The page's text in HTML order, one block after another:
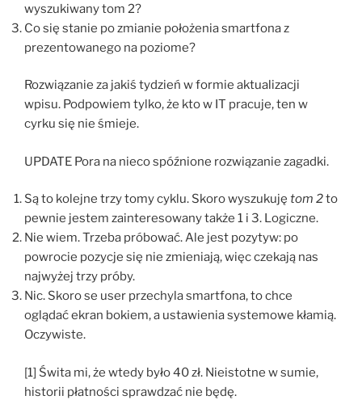
wyszukiwany tom 2?
Co się stanie po zmianie położenia smartfona z
prezentowanego na poziome?
Rozwiązanie za jakiś tydzień w formie aktualizacji
wpisu. Podpowiem tylko, że kto w IT pracuje, ten w
cyrku się nie śmieje.
UPDATE Pora na nieco spóźnione rozwiązanie zagadki.
Są to kolejne trzy tomy cyklu. Skoro wyszukuję tom 2to
pewnie jestem zainteresowany także 1 i 3. Logiczne.
Nie wiem. Trzeba próbować. Ale jest pozytyw: po
powrocie pozycje się nie zmieniają, więc czekają nas
najwyżej trzy próby.
Nic. Skoro se user przechyla smartfona, to chce
oglądać ekran bokiem, a ustawienia systemowe kłamią.
Oczywiste.
[1] Świta mi, że wtedy było 40 zł. Nieistotne w sumie,
historii płatności sprawdzać nie będę.